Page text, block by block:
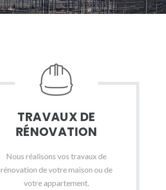
TRAVAUX DE
RÉNOVATION
Nous réalisons vos travaux de
rénovation de votre maison ou de
votre appartement.